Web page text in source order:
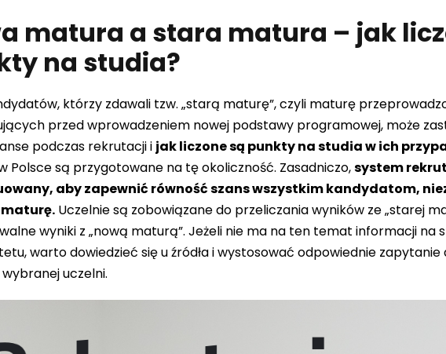
matura a stara matura – jak
na studia?
którzy zdawali tzw. „starą maturę”, czyli maturę
przed wprowadzeniem nowej podstawy programowej, może
podczas rekrutacji i jak liczone są punkty na studia w ich
Polsce są przygotowane na tę okoliczność. Zasadniczo,system
aby zapewnić równość szans wszystkim kandydatom,
Uczelnie są zobowiązane do przeliczania wyników ze „starej
wyniki z „nową maturą”. Jeżeli nie ma na ten temat informacji na
warto dowiedzieć się u źródła i wystosować odpowiednie
uczelni.